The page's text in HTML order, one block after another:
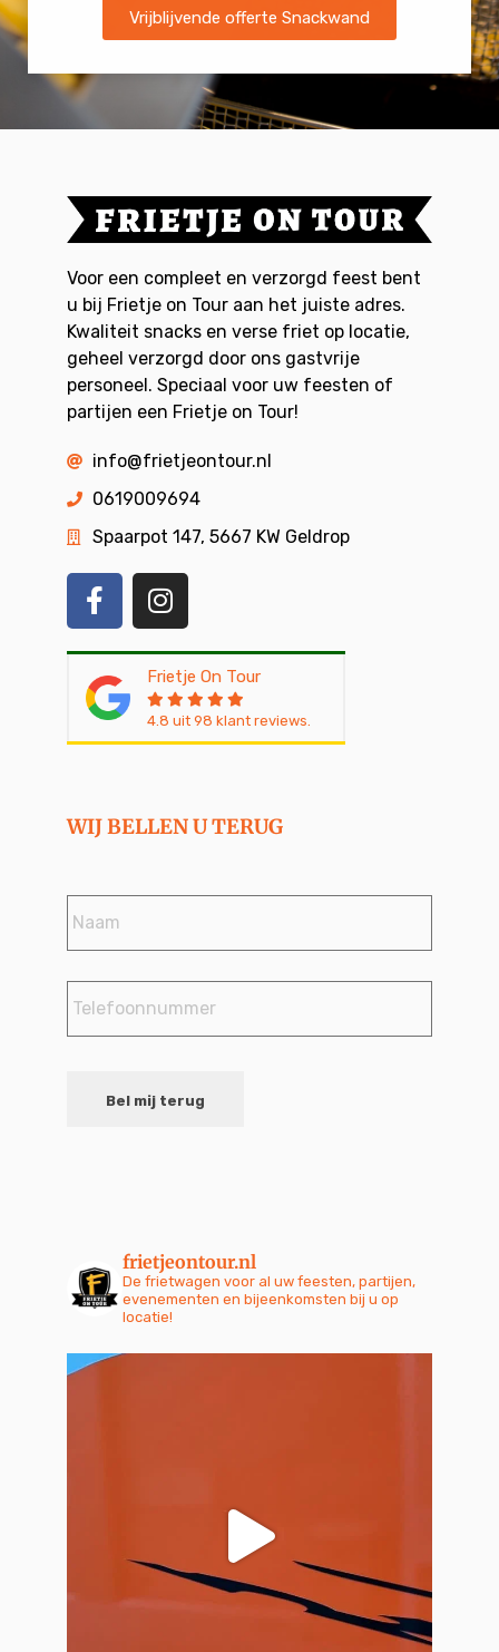
Vrijblijvende offerte Snackwand
Voor een compleet en verzorgd feest bent
u bij Frietje on Tour aan het juiste adres.
Kwaliteit snacks en verse friet op locatie,
geheel verzorgd door ons gastvrije
personeel. Speciaal voor uw feesten of
partijen een Frietje on Tour!
info@frietjeontour.nl
0619009694
Spaarpot 147, 5667 KW Geldrop
Frietje On Tour
4.8 uit 98 klant reviews.
WIJ BELLEN U TERUG
Naam *
Telefoonnummer *
Bel mij terug
frietjeontour.nl
De frietwagen voor al uw feesten, partijen,
evenementen en bijeenkomsten bij u op
locatie!